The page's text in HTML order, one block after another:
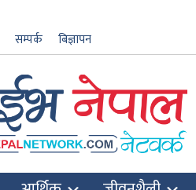
सम्पर्क बिज्ञापन